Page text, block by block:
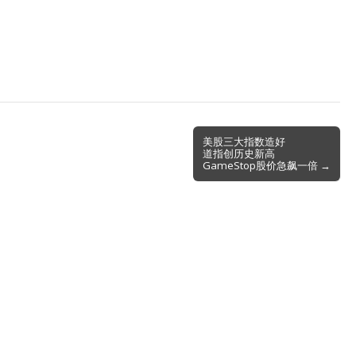
美股三大指数造好
道指创历史新高
GameStop股价急飙一倍 →